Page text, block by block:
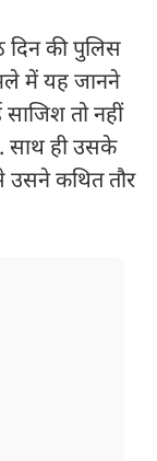
की पुलिस
में यह जानने
तो नहीं
साथ ही उसके
उसने कथित तौर